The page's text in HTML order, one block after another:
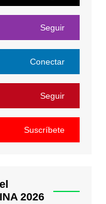
Seguir
Conectar
Seguir
Suscríbete
2026